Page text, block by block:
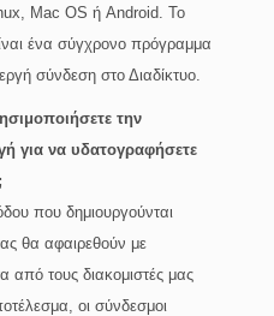
Mac OS ή Android. Το
ένα σύγχρονο πρόγραμμα
σύνδεση στο Διαδίκτυο.
την
για να υδατογραφήσετε
που δημιουργούνται
θα αφαιρεθούν με
από τους διακομιστές μας
οι σύνδεσμοι